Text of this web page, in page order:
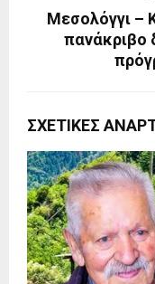
Μεσολόγγι –
πανάκριβο
ΣΧΕΤΙΚΈΣ